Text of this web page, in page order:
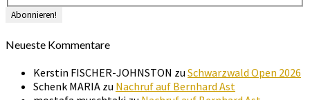
Neueste Kommentare
Kerstin FISCHER-JOHNSTON zu Schwarzwald Open 2026
Schenk MARIA zu Nachruf auf Bernhard Ast